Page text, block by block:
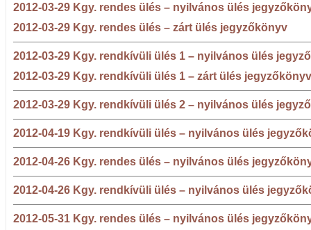
2012-03-29 Kgy. rendes ülés – nyilvános ülés
2012-03-29 Kgy. rendes ülés – zárt ülés jegyzőkönyv
2012-03-29 Kgy. rendkívüli ülés 1 – nyilvános ülés
2012-03-29 Kgy. rendkívüli ülés 1 – zárt ülés jegyzőkönyv
2012-03-29 Kgy. rendkívüli ülés 2 – nyilvános ülés
2012-04-19 Kgy. rendkívüli ülés – nyilvános ülés
2012-04-26 Kgy. rendes ülés – nyilvános ülés
2012-04-26 Kgy. rendkívüli ülés – nyilvános ülés
2012-05-31 Kgy. rendes ülés – nyilvános ülés